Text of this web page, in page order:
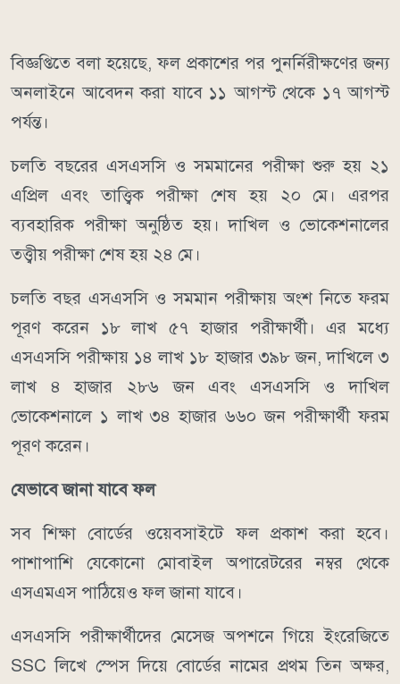
বিজ্ঞপ্তিতে বলা হয়েছে, ফল প্রকাশের পর পুনর্নিরীক্ষণের জন্য
অনলাইনে আবেদন করা যাবে ১১ আগস্ট থেকে ১৭ আগস্ট
পর্যন্ত।
চলতি বছরের এসএসসি ও সমমানের পরীক্ষা শুরু হয় ২১
এপ্রিল এবং তাত্ত্বিক পরীক্ষা শেষ হয় ২০ মে। এরপর
ব্যবহারিক পরীক্ষা অনুষ্ঠিত হয়। দাখিল ও ভোকেশনালের
তত্ত্বীয় পরীক্ষা শেষ হয় ২৪ মে।
চলতি বছর এসএসসি ও সমমান পরীক্ষায় অংশ নিতে ফরম
পূরণ করেন ১৮ লাখ ৫৭ হাজার পরীক্ষার্থী। এর মধ্যে
এসএসসি পরীক্ষায় ১৪ লাখ ১৮ হাজার ৩৯৮ জন, দাখিলে ৩
লাখ ৪ হাজার ২৮৬ জন এবং এসএসসি ও দাখিল
ভোকেশনালে ১ লাখ ৩৪ হাজার ৬৬০ জন পরীক্ষার্থী ফরম
পূরণ করেন।
যেভাবে জানা যাবে ফল
সব শিক্ষা বোর্ডের ওয়েবসাইটে ফল প্রকাশ করা হবে।
পাশাপাশি যেকোনো মোবাইল অপারেটরের নম্বর থেকে
এসএমএস পাঠিয়েও ফল জানা যাবে।
এসএসসি পরীক্ষার্থীদের মেসেজ অপশনে গিয়ে ইংরেজিতে
SSC লিখে স্পেস দিয়ে বোর্ডের নামের প্রথম তিন অক্ষর,